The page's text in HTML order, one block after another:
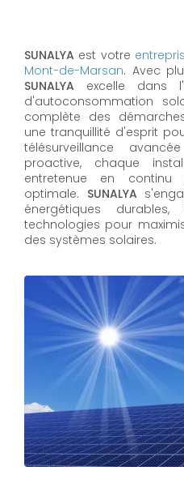
SUNALYA est votre
Mont-de-Marsan. Avec
SUNALYA excelle dans
d'autoconsommation
complète des
une tranquillité d'esprit
télésurveillance
proactive, chaque
entretenue en continu
optimale. SUNALYA
énergétiques
technologies pour
des systèmes solaires.